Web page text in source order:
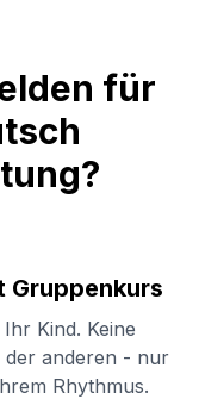
für
Gruppenkurs
Kind. Keine
der anderen - nur
Rhythmus.